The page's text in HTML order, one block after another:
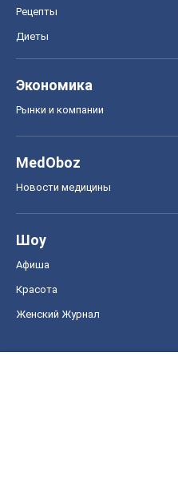
Рецепты
Диеты
Экономика
Рынки и компании
MedOboz
Новости медицины
Шоу
Афиша
Красота
Женский Журнал